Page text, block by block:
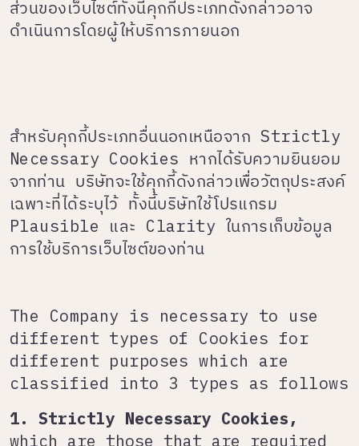
ส่วนของเว็บไซต์ทั้งนี้คุกกี้ประเภทดังกล่าวอาจ
ดำเนินการโดยผู้ให้บริการภายนอก
สำหรับคุกกี้ประเภทอื่นนอกเหนือจาก Strictly
Necessary Cookies หากได้รับความยินยอม
จากท่าน บริษัทจะใช้คุกกี้ดังกล่าวเพื่อวัตถุประสงค์
เฉพาะที่ได้ระบุไว้ ทั้งนี้บริษัทใช้โปรแกรม
Plausible และ Clarity ในการเก็บข้อมูล
การใช้บริการเว็บไซต์ของท่าน
The Company is necessary to use
different types of Cookies for
different purposes which are
classified into 3 types as follows
1. Strictly Necessary Cookies,
which are those that are required